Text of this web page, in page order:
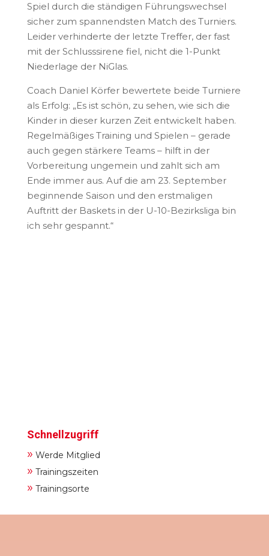
Spiel durch die ständigen Führungswechsel
sicher zum spannendsten Match des Turniers.
Leider verhinderte der letzte Treffer, der fast
mit der Schlusssirene fiel, nicht die 1-Punkt
Niederlage der NiGlas.
Coach Daniel Körfer bewertete beide Turniere
als Erfolg: „Es ist schön, zu sehen, wie sich die
Kinder in dieser kurzen Zeit entwickelt haben.
Regelmäßiges Training und Spielen – gerade
auch gegen stärkere Teams – hilft in der
Vorbereitung ungemein und zahlt sich am
Ende immer aus. Auf die am 23. September
beginnende Saison und den erstmaligen
Auftritt der Baskets in der U-10-Bezirksliga bin
ich sehr gespannt.“
Schnellzugriff
» Werde Mitglied
» Trainingszeiten
» Trainingsorte